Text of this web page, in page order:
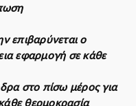
επιβαρύνεται ο
εφαρμογή σε κάθε
στο πίσω μέρος για
θερμοκρασία